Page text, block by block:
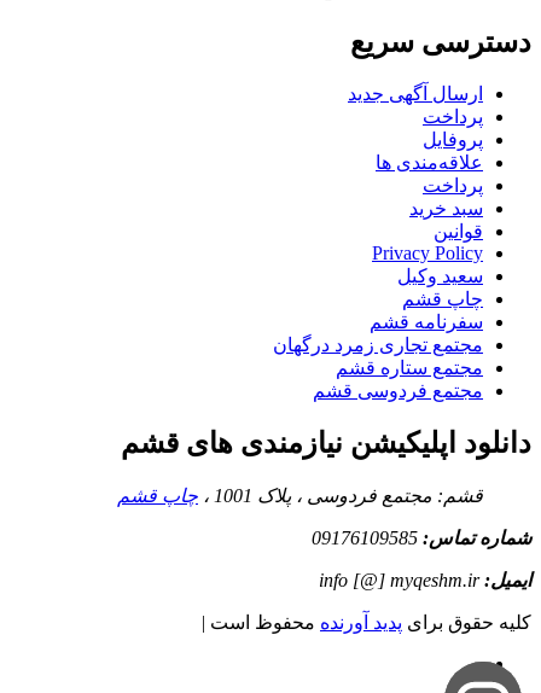
دسترسی سریع
ارسال آگهی جدید
پرداخت
پروفایل
علاقه‌مندی ها
پرداخت
سبد خرید
قوانین
Privacy Policy
سعید وکیل
چاپ قشم
سفرنامه قشم
مجتمع تجاری زمرد درگهان
مجتمع ستاره قشم
مجتمع فردوسی قشم
دانلود اپلیکیشن نیازمندی های قشم
قشم: مجتمع فردوسی ، پلاک 1001 ، چاپ قشم
شماره تماس: 09176109585
ایمیل:info [@] myqeshm.ir
کلیه حقوق برای پدید آورنده محفوظ است |